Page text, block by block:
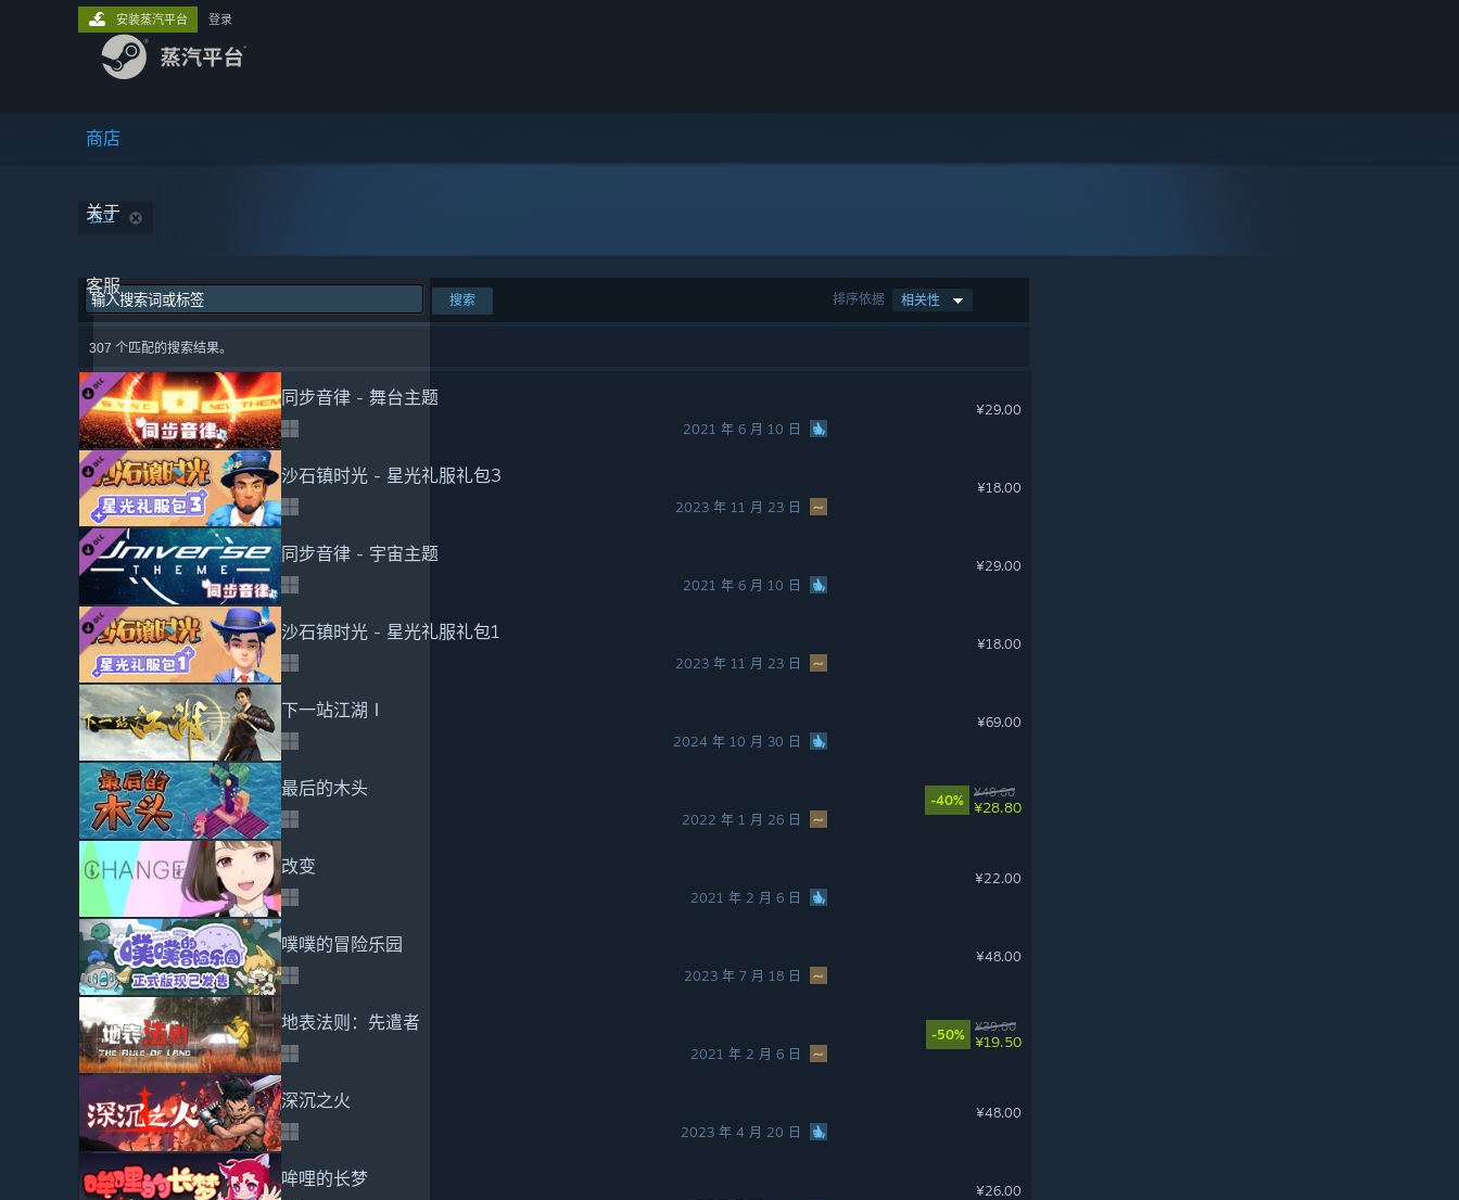
商店
关于
客服
安装蒸汽平台 登录
独立
排序依据 相关性
搜索
307 个匹配的搜索结果。
同步音律 - 舞台主题
2021 年 6 月 10 日
¥29.00
沙石镇时光 - 星光礼服礼包3
2023 年 11 月 23 日
¥18.00
同步音律 - 宇宙主题
2021 年 6 月 10 日
¥29.00
沙石镇时光 - 星光礼服礼包1
2023 年 11 月 23 日
¥18.00
下一站江湖Ⅰ
2024 年 10 月 30 日
¥69.00
最后的木头
2022 年 1 月 26 日
-40%
¥48.00
¥28.80
改变
2021 年 2 月 6 日
¥22.00
噗噗的冒险乐园
2023 年 7 月 18 日
¥48.00
地表法则：先遣者
2021 年 2 月 6 日
-50%
¥39.00
¥19.50
深沉之火
2023 年 4 月 20 日
¥48.00
哞哩的长梦
¥26.00